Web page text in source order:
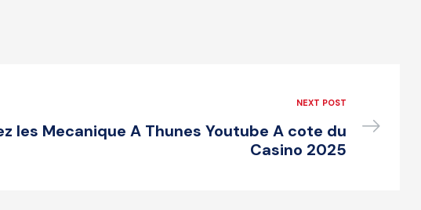
NEXT POST
les Mecanique A Thunes Youtube A cote du
Casino 2025